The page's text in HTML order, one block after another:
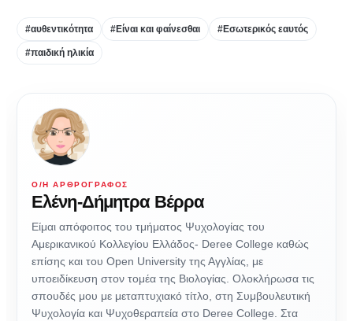
#αυθεντικότητα #Είναι και φαίνεσθαι #Εσωτερικός εαυτός
#παιδική ηλικία
Ο/Η ΑΡΘΡΟΓΡΆΦΟΣ
Ελένη-Δήμητρα Βέρρα
Είμαι απόφοιτος του τμήματος Ψυχολογίας του
Αμερικανικού Κολλεγίου Ελλάδος- Deree College καθώς
επίσης και του Οpen University της Αγγλίας, με
υποειδίκευση στον τομέα της Βιολογίας. Ολοκλήρωσα τις
σπουδές μου με μεταπτυχιακό τίτλο, στη Συμβουλευτική
Ψυχολογία και Ψυχοθεραπεία στο Deree College. Στα